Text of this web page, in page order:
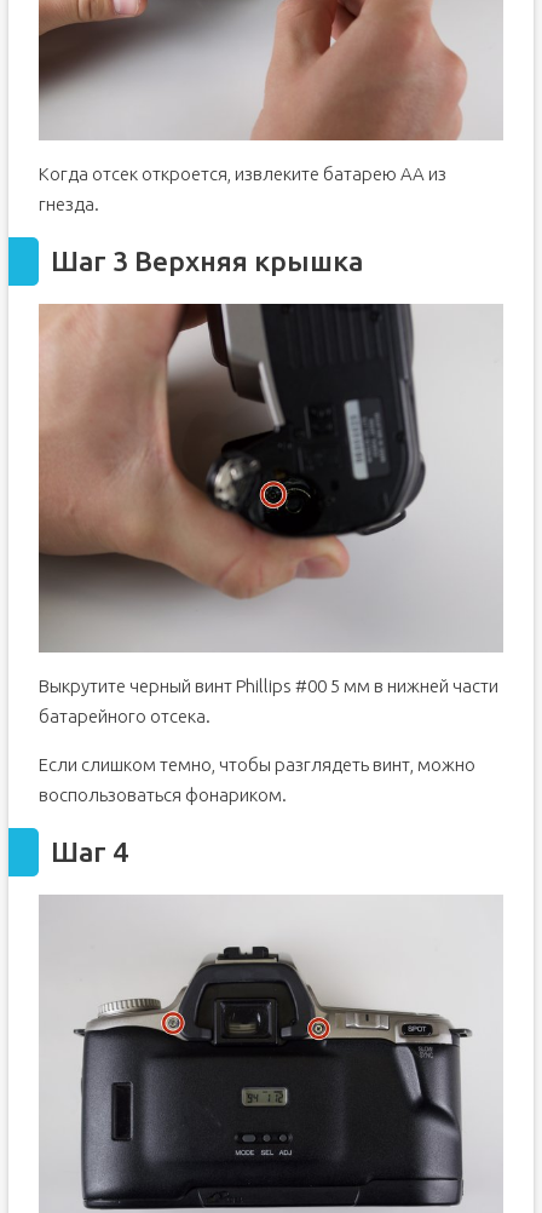
Когда отсек откроется, извлеките батарею AA из
гнезда.
Шаг 3 Верхняя крышка
Выкрутите черный винт Phillips #00 5 мм в нижней части
батарейного отсека.
Если слишком темно, чтобы разглядеть винт, можно
воспользоваться фонариком.
Шаг 4